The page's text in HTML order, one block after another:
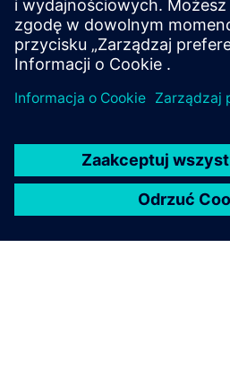
lub tworzy nowe rozwiązanie dla
produktu Siemens Xcelerator z